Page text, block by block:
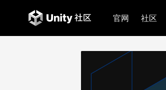
官网 社区